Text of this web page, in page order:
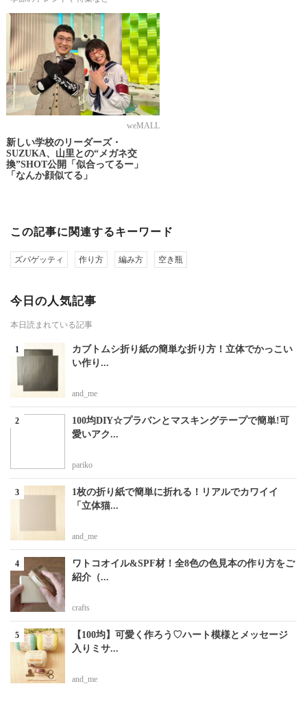
weMALL
新しい学校のリーダーズ・
SUZUKA、山里との“メガネ交
換”SHOT公開「似合ってるー」
「なんか顔似てる」
この記事に関連するキーワード
ズパゲッティ 作り方 編み方 空き瓶
今日の人気記事
本日読まれている記事
カブトムシ折り紙の簡単な折り方！立体でかっこい
い作り...
and_me
100均DIY☆プラバンとマスキングテープで簡単!可
愛いアク...
pariko
1枚の折り紙で簡単に折れる！リアルでカワイイ
「立体猫...
and_me
ワトコオイル&SPF材！全8色の色見本の作り方をご
紹介（...
crafts
【100均】可愛く作ろう♡ハート模様とメッセージ
入りミサ...
and_me